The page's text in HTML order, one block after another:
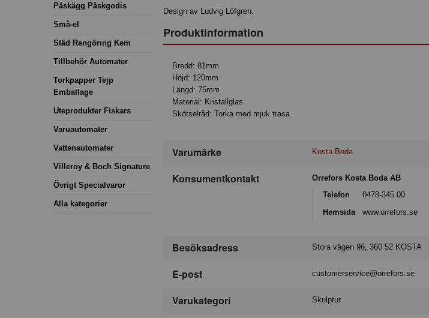
Påskägg Påskgodis
Små-el
Städ Rengöring Kem
Tillbehör Automater
Torkpapper Tejp
Emballage
Uteprodukter Fiskars
Varuautomater
Vattenautomater
Villeroy & Boch Signature
Övrigt Specialvaror
Alla kategorier
Design av Ludvig Löfgren.
Produktinformation
Bredd: 81mm
Höjd: 120mm
Längd: 75mm
Material: Kristallglas
Skötselråd: Torka med mjuk trasa
Varumärke Kosta Boda
Konsumentkontakt
Orrefors Kosta Boda AB
Telefon
0478-345 00
Hemsida
www.orrefors.se
Besöksadress Stora vägen 96, 360 52 KOSTA
E-post customerservice@orrefors.se
Varukategori Skulptur